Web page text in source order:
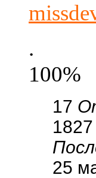
.
100%
17
1827
25